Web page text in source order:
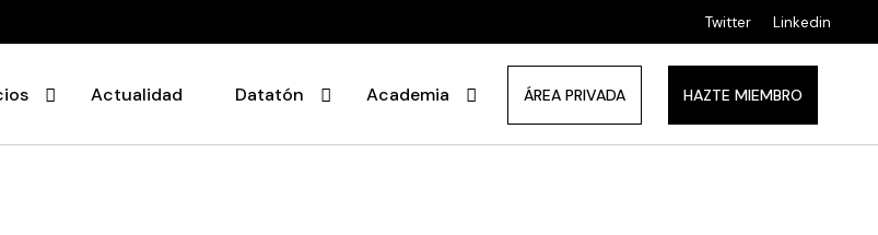
Twitter Linkedin
Actualidad Datatón Academia ÁREA PRIVADA HAZTE MIEMBRO